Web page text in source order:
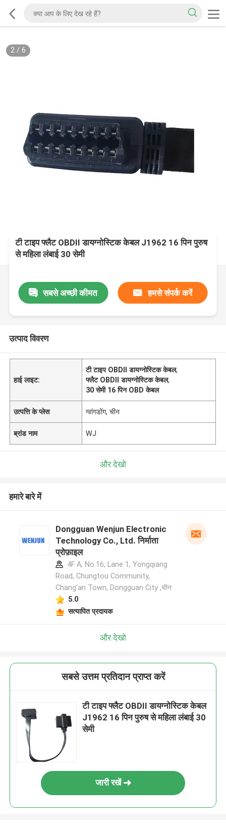
2/ 6
टी टाइप फ्लैट OBDII डायग्नोस्टिक केबल J1962 16 पिन पुरुष
से महिला लंबाई 30 सेमी
सबसे अच्छी कीमत हमसे संपर्क करें
उत्पाद विवरण
हाई लाइट:
टी टाइप OBDII डायग्नोस्टिक केबल,
फ्लैट OBDII डायग्नोस्टिक केबल,
30 सेमी 16 पिन OBD केबल
उत्पत्ति के प्लेस ग्वांगडोंग, चीन
ब्रांड नाम WJ
और देखो
हमारे बारे में
Dongguan Wenjun Electronic
Technology Co., Ltd. निर्माता
प्रोफ़ाइल
4F A, No.16, Lane 1, Yongqiang
Road, Chungtou Community,
Chang'an Town, Dongguan City ,चीन
5.0
सत्यापित प्रदायक
और देखो
सबसे उत्तम प्रतिदान प्राप्त करें
टी टाइप फ्लैट OBDII डायग्नोस्टिक केबल
J1962 16 पिन पुरुष से महिला लंबाई 30
सेमी
जारी रखें